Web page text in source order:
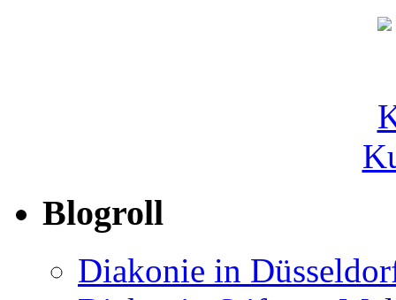
Blogroll
Diakonie in